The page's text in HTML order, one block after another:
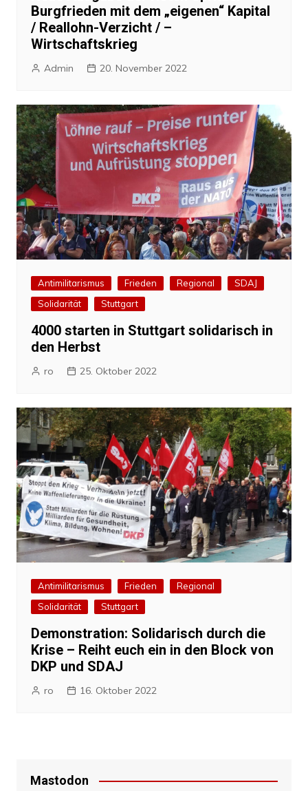
Burgfrieden mit dem „eigenen“ Kapital
/ Reallohn-Verzicht / –
Wirtschaftskrieg
Admin 20. November 2022
Antimilitarismus Frieden Regional
SDAJ
Solidarität
Stuttgart
4000 starten in Stuttgart solidarisch in
den Herbst
ro 25. Oktober 2022
Antimilitarismus Frieden
Regional
Solidarität
Stuttgart
Demonstration: Solidarisch durch die
Krise – Reiht euch ein in den Block von
DKP und SDAJ
ro 16. Oktober 2022
Mastodon